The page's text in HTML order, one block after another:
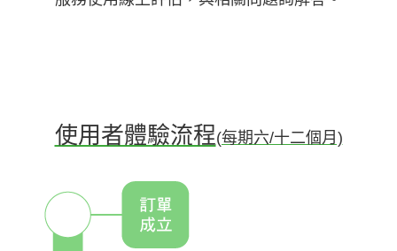
使用者體驗流程(每期六/十二個月)